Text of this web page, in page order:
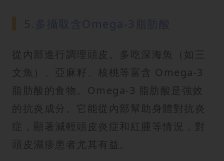
從內部進行調理頭皮。多吃深海魚（如三
文魚）、亞麻籽、核桃等富含 Omega-3
脂肪酸的食物。Omega-3 脂肪酸是強效
的抗炎成分。它能從內部幫助身體對抗炎
症，顯著減輕頭皮炎症和紅腫等情況，對
頭皮濕疹患者尤其有益。